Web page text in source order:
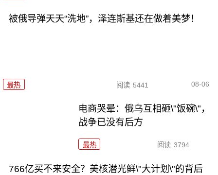
被俄导弹天天“洗地”，泽连斯基还在做着美梦！
最热 阅读 5441 08-06
电商哭晕：俄乌互相砸\"饭碗\"，
战争已没有后方
最热 阅读 3794
766亿买不来安全？美核潜光鲜\"大计划\"的背后